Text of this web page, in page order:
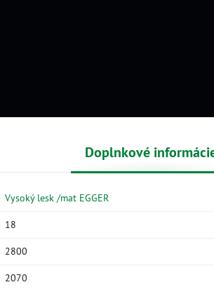
Doplnkové
Vysoký lesk /mat EGGER
18
2800
2070